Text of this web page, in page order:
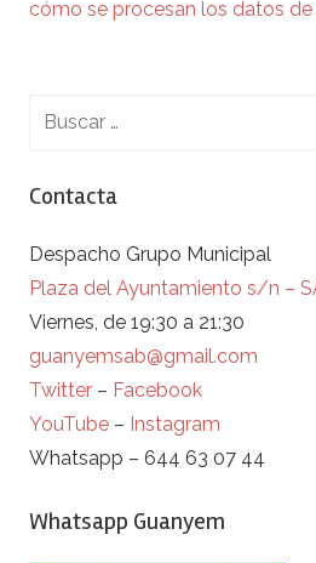
cómo se procesan los datos
Contacta
Despacho Grupo Municipal
Plaza del Ayuntamiento s/n –
Viernes, de 19:30 a 21:30
guanyemsab@gmail.com
Twitter – Facebook
YouTube – Instagram
Whatsapp – 644 63 07 44
Whatsapp Guanyem